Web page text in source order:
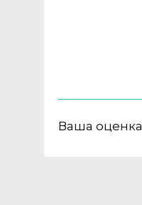
Ваша оценка